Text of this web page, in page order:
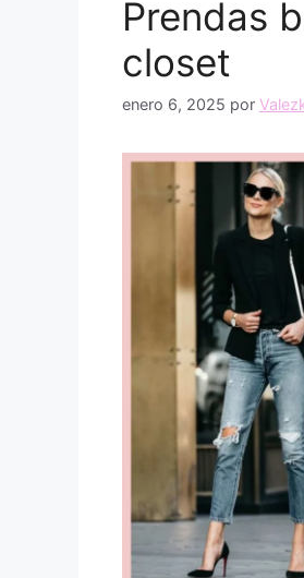
Prendas
closet
enero 6, 2025 por